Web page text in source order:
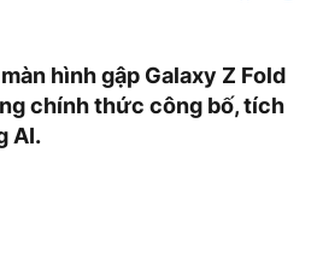
hình gập Galaxy Z Fold
chính thức công bố, tích
AI.